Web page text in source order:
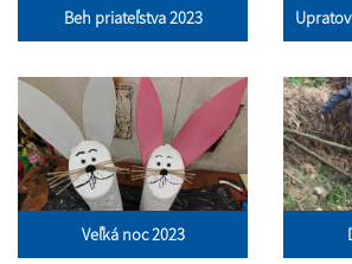
Beh priateľstva 2023
Veľká noc 2023